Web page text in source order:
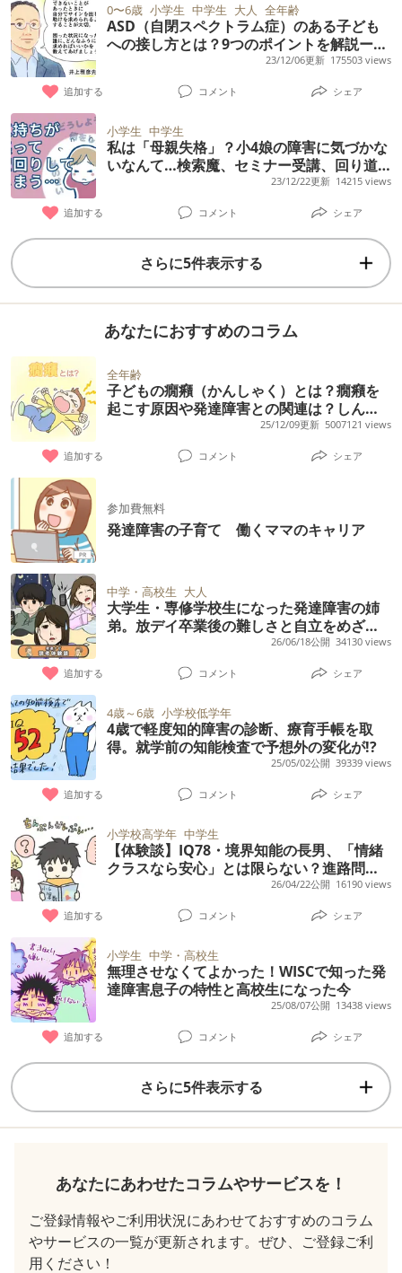
0〜6歳 小学生 中学生 大人 全年齢
ASD（自閉スペクトラム症）のある子ども
への接し方とは？9つのポイントを解説ーー
マンガで学ぶASD（自閉スペクトラム症）
【専門家監修】
23/12/06更新 175503 views
追加する コメント シェア
小学生 中学生
私は「母親失格」？小4娘の障害に気づかな
いなんて…検索魔、セミナー受講、回り道
23/12/22更新 14215 views
追加する コメント シェア
さらに5件表示する
あなたにおすすめのコラム
全年齢
子どもの癇癪（かんしゃく）とは？癇癪を
起こす原因や発達障害との関連は？しんど
いときの対応方法、相談先まとめ【専門家
25/12/09更新 5007121 views
追加する コメント シェア
参加費無料
発達障害の子育て 働くママのキャリア
中学・高校生 大人
大学生・専修学校生になった発達障害の姉
弟。放デイ卒業後の難しさと自立をめざす
リアルな日常【読者体験談】26/06/18公開 34130 views
追加する コメント シェア
4歳～6歳 小学校低学年
4歳で軽度知的障害の診断、療育手帳を取
得。就学前の知能検査で予想外の変化が!?
25/05/02公開 39339 views
追加する コメント シェア
小学校高学年 中学生
【体験談】IQ78・境界知能の長男、「情緒
クラスなら安心」とは限らない？進路問題
26/04/22公開 16190 views
追加する コメント シェア
小学生 中学・高校生
無理させなくてよかった！WISCで知った発
達障害息子の特性と高校生になった今
25/08/07公開 13438 views
追加する コメント シェア
さらに5件表示する
あなたにあわせたコラムやサービスを！
ご登録情報やご利用状況にあわせておすすめのコラム
やサービスの一覧が更新されます。ぜひ、ご登録ご利
用ください！